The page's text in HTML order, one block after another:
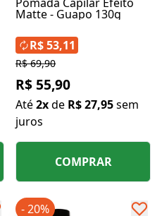
Matte - Guapo 130g
R$ 69,90
R$ 55,90
Até2xde R$ 27,95sem
juros
R$ 53,11
COMPRAR
- 20%